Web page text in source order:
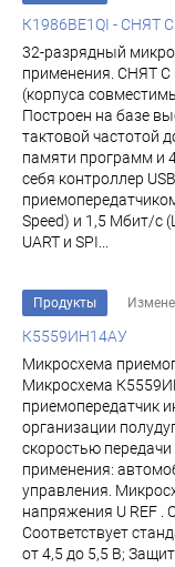
К1986ВЕ1QI - СНЯТ
32-разрядный
применения. СНЯТ
(корпуса
Построен на базе
тактовой частотой
памяти программ и
себя контроллер
Speed) и 1,5 Мбит/с
UART и SPI...
Продукты
К5559ИН14АУ
Микросхема
Микросхема
приемопередатчик
организации
скоростью
применения:
управления.
напряжения U REF .
Соответствует
от 4,5 до 5,5 В;